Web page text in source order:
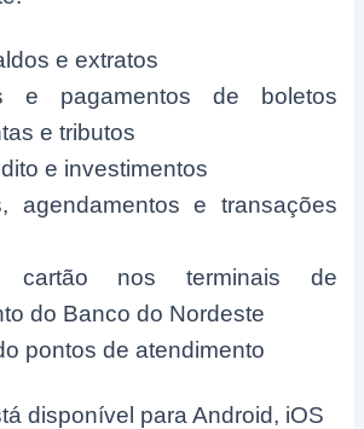
e extratos
e pagamentos de boletos
e tributos
e investimentos
agendamentos e transações
cartão nos terminais de
do Banco do Nordeste
pontos de atendimento
disponível para Android, iOS